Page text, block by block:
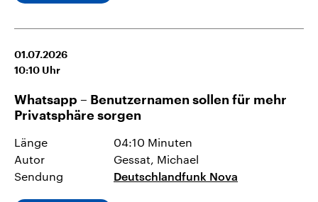
01.07.2026
10:10 Uhr
Whatsapp – Benutzernamen sollen für mehr
Privatsphäre sorgen
Länge
04:10 Minuten
Autor
Gessat, Michael
Sendung
Deutschlandfunk Nova